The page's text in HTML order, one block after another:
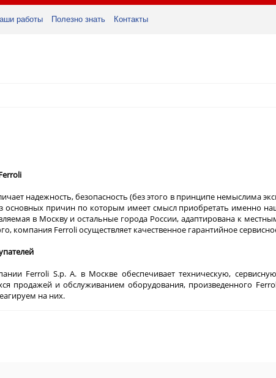
работы Полезно знать Контакты
надежность, безопасность (без этого в принципе немыслима
причин по которым имеет смысл приобретать именно
в Москву и остальные города России, адаптирована к
компания Ferroli осуществляет качественное гарантийное
Ferroli S.p. A. в Москве обеспечивает техническую,
продажей и обслуживанием оборудования, произведенного
на них.